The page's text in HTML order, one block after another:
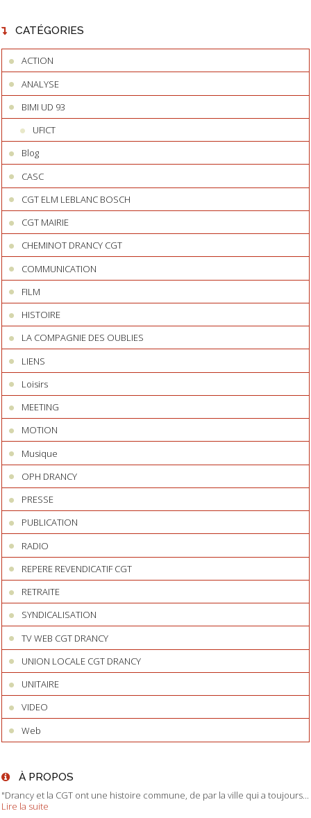
CATÉGORIES
ACTION
ANALYSE
BIMI UD 93
UFICT
Blog
CASC
CGT ELM LEBLANC BOSCH
CGT MAIRIE
CHEMINOT DRANCY CGT
COMMUNICATION
FILM
HISTOIRE
LA COMPAGNIE DES OUBLIES
LIENS
Loisirs
MEETING
MOTION
Musique
OPH DRANCY
PRESSE
PUBLICATION
RADIO
REPERE REVENDICATIF CGT
RETRAITE
SYNDICALISATION
TV WEB CGT DRANCY
UNION LOCALE CGT DRANCY
UNITAIRE
VIDEO
Web
À PROPOS
"Drancy et la CGT ont une histoire commune, de par la ville qui a toujours...
Lire la suite